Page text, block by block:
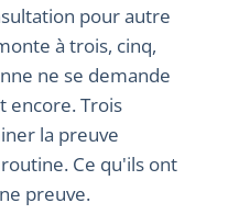
pour autre
à trois, cinq,
ne se demande
encore. Trois
la preuve
Ce qu'ils ont
preuve.